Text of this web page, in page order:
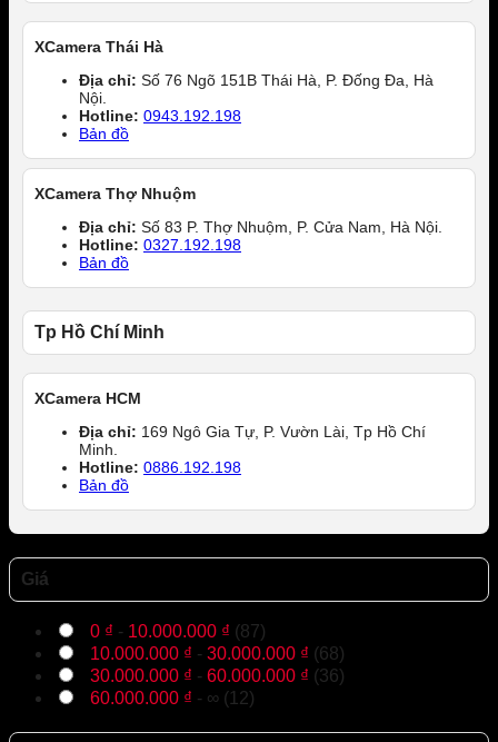
XCamera Thái Hà
Địa chỉ: Số 76 Ngõ 151B Thái Hà, P. Đống Đa, Hà
Nội.
Hotline: 0943.192.198
Bản đồ
XCamera Thợ Nhuộm
Địa chỉ: Số 83 P. Thợ Nhuộm, P. Cửa Nam, Hà Nội.
Hotline: 0327.192.198
Bản đồ
Tp Hồ Chí Minh
XCamera HCM
Địa chỉ: 169 Ngô Gia Tự, P. Vườn Lài, Tp Hồ Chí
Minh.
Hotline: 0886.192.198
Bản đồ
Giá
0 ₫ - 10.000.000 ₫ (87)
10.000.000 ₫ - 30.000.000 ₫ (68)
30.000.000 ₫ - 60.000.000 ₫ (36)
60.000.000 ₫ - ∞ (12)